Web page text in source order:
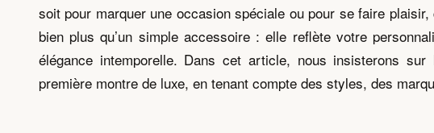
soit pour marquer une occasion spéciale ou pour se faire
bien plus qu’un simple accessoire : elle reflète votre
élégance intemporelle. Dans cet article, nous insisterons
première montre de luxe, en tenant compte des styles, des